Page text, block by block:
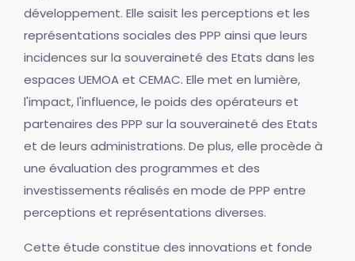
développement. Elle saisit les perceptions et les
représentations sociales des PPP ainsi que leurs
incidences sur la souveraineté des Etats dans les
espaces UEMOA et CEMAC. Elle met en lumière,
l'impact, l'influence, le poids des opérateurs et
partenaires des PPP sur la souveraineté des Etats
et de leurs administrations. De plus, elle procède à
une évaluation des programmes et des
investissements réalisés en mode de PPP entre
perceptions et représentations diverses.
Cette étude constitue des innovations et fonde